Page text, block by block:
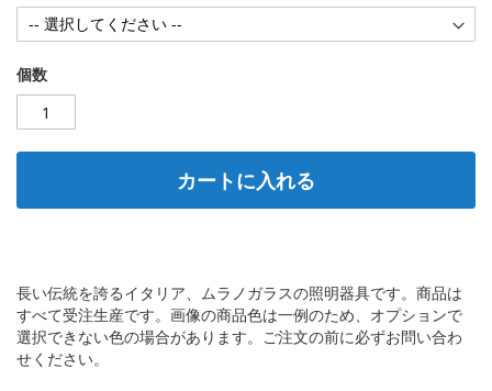
個数
カートに入れる
長い伝統を誇るイタリア、ムラノガラスの照明器具です。商品は
すべて受注生産です。画像の商品色は一例のため、オプションで
選択できない色の場合があります。ご注文の前に必ずお問い合わ
せください。